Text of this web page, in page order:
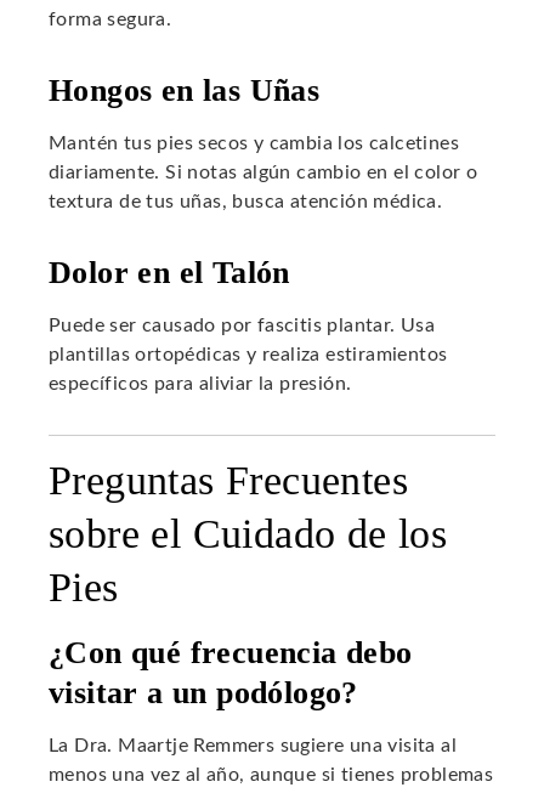
forma segura.
Hongos en las Uñas
Mantén tus pies secos y cambia los calcetines
diariamente. Si notas algún cambio en el color o
textura de tus uñas, busca atención médica.
Dolor en el Talón
Puede ser causado por fascitis plantar. Usa
plantillas ortopédicas y realiza estiramientos
específicos para aliviar la presión.
Preguntas Frecuentes
sobre el Cuidado de los
Pies
¿Con qué frecuencia debo
visitar a un podólogo?
La Dra. Maartje Remmers sugiere una visita al
menos una vez al año, aunque si tienes problemas